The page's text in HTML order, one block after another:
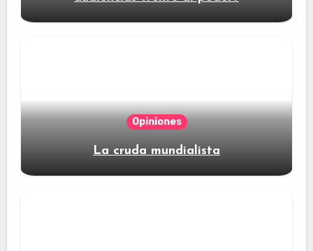
Opiniones
La cruda mundialista